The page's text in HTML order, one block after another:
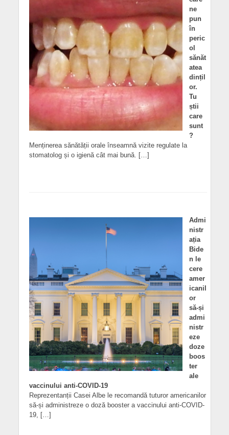
ne
pun
în
peric
ol
sănăt
atea
dințil
or.
Tu
știi
care
sunt
?
Menținerea sănătății orale înseamnă vizite regulate la
stomatolog și o igienă cât mai bună. […]
Admi
nistr
ația
Bide
n le
cere
amer
icanil
or
să-și
admi
nistr
eze
doze
boos
ter
ale
vaccinului anti-COVID-19
Reprezentanții Casei Albe le recomandă tuturor americanilor
să-și administreze o doză booster a vaccinului anti-COVID-
19, […]